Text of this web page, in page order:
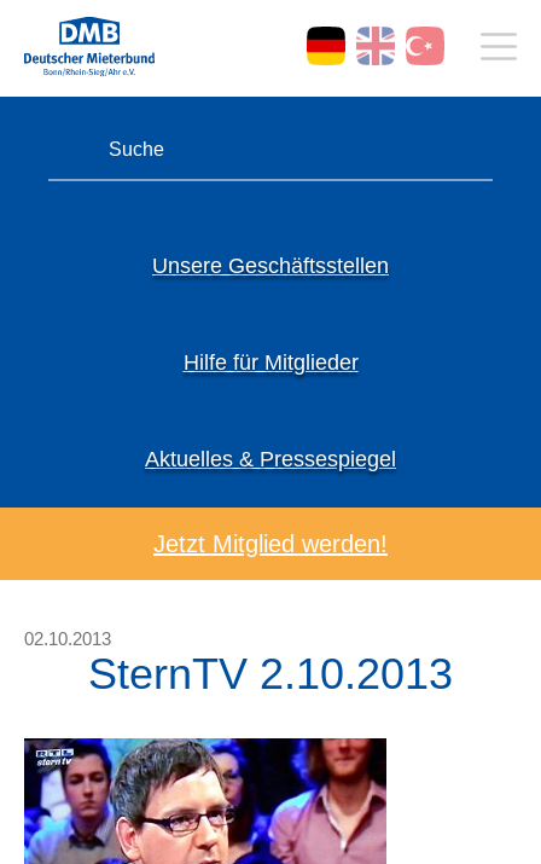
Unsere Geschäftsstellen
Hilfe für Mitglieder
Aktuelles & Pressespiegel
Jetzt Mitglied werden!
02.10.2013
SternTV 2.10.2013